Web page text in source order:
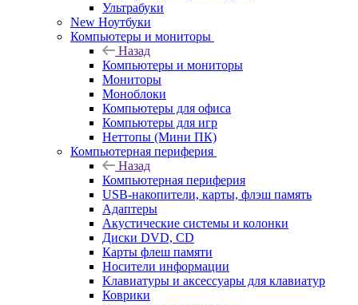
Ультрабуки
New Ноутбуки
Компьютеры и мониторы
Назад
Компьютеры и мониторы
Мониторы
Моноблоки
Компьютеры для офиса
Компьютеры для игр
Неттопы (Мини ПК)
Компьютерная периферия
Назад
Компьютерная периферия
USB-накопители, карты, флэш память
Адаптеры
Акустические системы и колонки
Диски DVD, CD
Карты флеш памяти
Носители информации
Клавиатуры и аксессуары для клавиатур
Коврики